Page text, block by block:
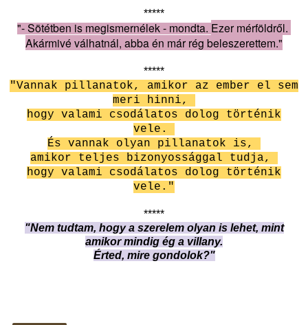
*****
"- Sötétben is megismernélek - mondta.Ezer mérföldről.
Akármivé válhatnál, abba én már rég beleszerettem."
*****
"Vannak pillanatok, amikor az ember el sem
meri hinni,
hogy valami csodálatos dolog történik
vele.
És vannak olyan pillanatok is,
amikor teljes bizonyossággal tudja,
hogy valami csodálatos dolog történik
vele."
*****
"Nem tudtam, hogy a szerelem olyan is lehet, mint
amikor mindig ég a villany.
Érted, mire gondolok?"